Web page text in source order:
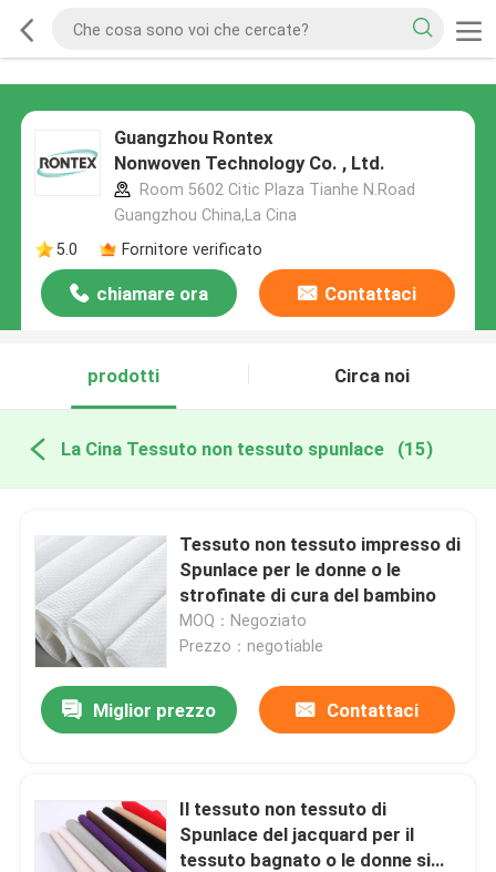
Guangzhou Rontex
Nonwoven Technology Co. , Ltd.
Room 5602 Citic Plaza Tianhe N.Road
Guangzhou China,La Cina
5.0
Fornitore verificato
chiamare ora Contattaci
prodotti Circa noi
La Cina Tessuto non tessuto spunlace (15)
Tessuto non tessuto impresso di
Spunlace per le donne o le
strofinate di cura del bambino
MOQ：Negoziato
Prezzo：negotiable
Miglior prezzo Contattaci
Il tessuto non tessuto di
Spunlace del jacquard per il
tessuto bagnato o le donne si